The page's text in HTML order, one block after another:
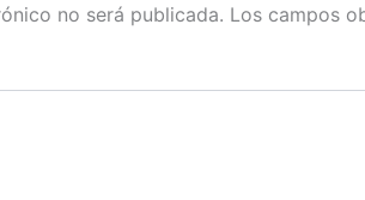
no será publicada. Los campos